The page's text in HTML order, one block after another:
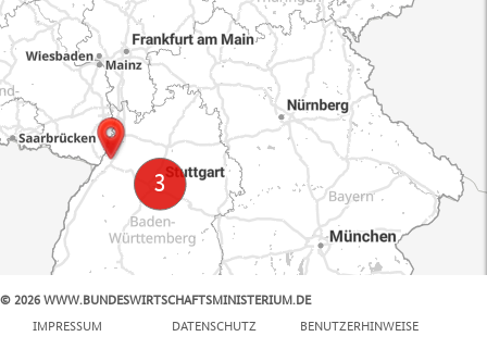
© 2026 WWW.BUNDESWIRTSCHAFTSMINISTERIUM.DE
IMPRESSUM
DATENSCHUTZ BENUTZERHINWEISE